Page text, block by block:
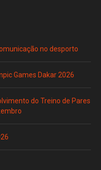
no desporto
Games Dakar 2026
do Treino de Pares